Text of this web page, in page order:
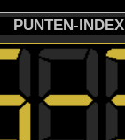
PUNTEN-INDEX